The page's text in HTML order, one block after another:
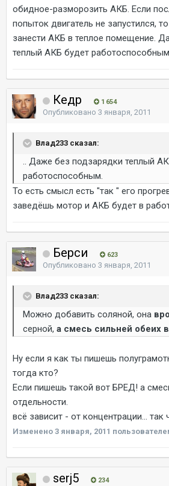
обидное-разморозить АКБ. Если
попыток двигатель не запустился,
занести АКБ в теплое помещение.
теплый АКБ будет
Кедр 1 654
Опубликовано 3 января, 2011
Влад233 сказал:
.. Даже без подзарядки теплый
работоспособным.
То есть смысл есть "так " его
заведёшь мотор и АКБ будет в
Берси 623
Опубликовано 3 января, 2011
Влад233 сказал:
Можно добавить соляной, она
серной, а смесь сильней обеих
Ну если я как ты пишешь
тогда кто?
Если пишешь такой вот БРЕД! а
отдельности.
всё зависит - от концентрации... так
Изменено 3 января, 2011
serj5 234